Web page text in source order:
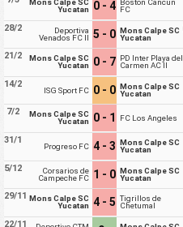
Mons Calpe SC
Yucatan
0 - 4 Boston Cancun
FC
28/2
Deportiva
Venados FC II 5 - 0 Mons Calpe SC
Yucatan
21/2
Mons Calpe SC
Yucatan
0 - 7 PD Inter Playa del
Carmen AC II
14/2
ISG Sport FC 0 - 0 Mons Calpe SC
Yucatan
7/2
Mons Calpe SC
Yucatan
0 - 1 FC Los Angeles
31/1
Progreso FC 4 - 3 Mons Calpe SC
Yucatan
5/12
Corsarios de
Campeche FC 1 - 0 Mons Calpe SC
Yucatan
29/11 Mons Calpe SC
Yucatan 4 - 5 Tigrillos de
Chetumal
22/11